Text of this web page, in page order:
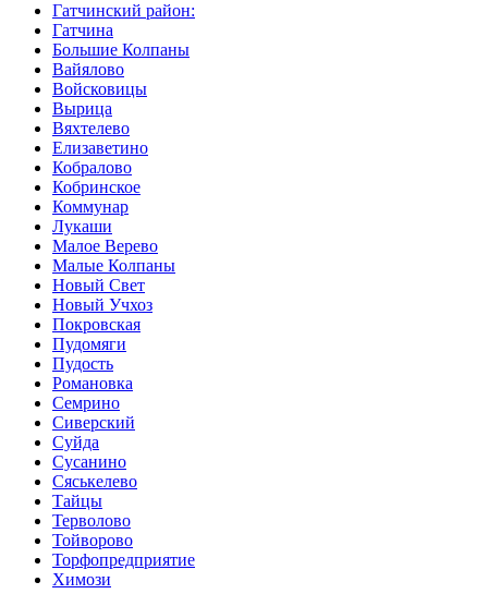
Гатчинский район:
Гатчина
Большие Колпаны
Вайялово
Войсковицы
Вырица
Вяхтелево
Елизаветино
Кобралово
Кобринское
Коммунар
Лукаши
Малое Верево
Малые Колпаны
Новый Свет
Новый Учхоз
Покровская
Пудомяги
Пудость
Романовка
Семрино
Сиверский
Суйда
Сусанино
Сяськелево
Тайцы
Терволово
Тойворово
Торфопредприятие
Химози